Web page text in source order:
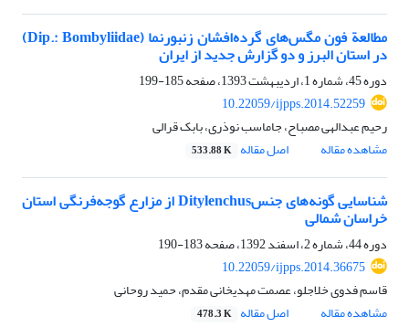
مطالعة فون مگس‌های گرده‌افشان زنبورنما (Dip.: Bombyliidae)
در استان البرز و دو گزارش جدید از ایران
دوره 45، شماره 1، اردیبهشت 1393، صفحه
185-199
10.22059/ijpps.2014.52259
رحیم عبدالهی مصباح، جاماسب نوذری، بابک قرالی
مشاهده مقاله
اصل مقاله 533.88 K
شناسایی گونه‌های جنسDitylenchus از مزارع گوجه‌فرنگی استان
خراسان شمالی
دوره 44، شماره 2، اسفند 1392، صفحه
183-190
10.22059/ijpps.2014.36675
قاسم فدوی خلاجلو، عصمت مهدیخانی مقدم، حمید روحانی
مشاهده مقاله
اصل مقاله 478.3 K